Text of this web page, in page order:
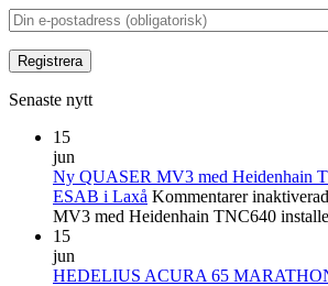
Senaste nytt
15
jun
Ny QUASER MV3 med Heidenhain
ESAB i Laxå Kommentarer
MV3 med Heidenhain TNC640
15
jun
HEDELIUS ACURA 65